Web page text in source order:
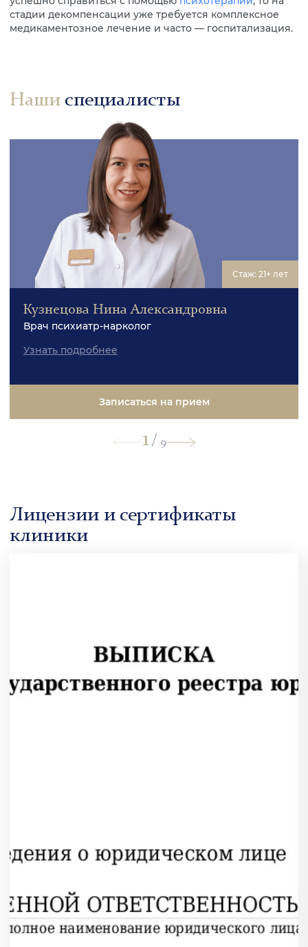
стадии декомпенсации уже требуется комплексное
медикаментозное лечение и часто — госпитализация.
Наши специалисты
Стаж: 21+ лет
Кузнецова Нина Александровна
Врач психиатр-нарколог
Узнать подробнее
Записаться на прием
1/ 9
Лицензии и сертификаты
клиники